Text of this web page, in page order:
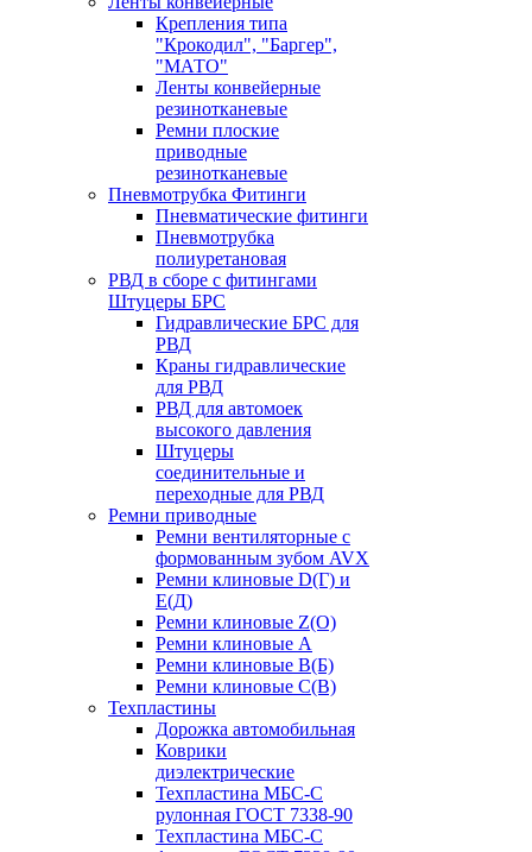
Крепления типа
"Крокодил", "Баргер",
"МАТО"
Ленты конвейерные
резинотканевые
Ремни плоские
приводные
резинотканевые
Пневмотрубка Фитинги
Пневматические фитинги
Пневмотрубка
полиуретановая
РВД в сборе с фитингами
Штуцеры БРС
Гидравлические БРС для
РВД
Краны гидравлические
для РВД
РВД для автомоек
высокого давления
Штуцеры
соединительные и
переходные для РВД
Ремни приводные
Ремни вентиляторные с
формованным зубом AVX
Ремни клиновые D(Г) и
Е(Д)
Ремни клиновые Z(О)
Ремни клиновые А
Ремни клиновые В(Б)
Ремни клиновые С(В)
Техпластины
Дорожка автомобильная
Коврики
диэлектрические
Техпластина МБС-С
рулонная ГОСТ 7338-90
Техпластина МБС-С